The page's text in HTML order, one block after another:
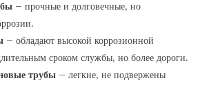
– прочные и долговечные‚ но
– обладают высокой коррозионной
сроком службы‚ но более дороги.
трубы – легкие‚ не подвержены